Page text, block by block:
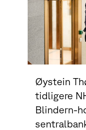
Øystein
tidligere
Blindern-